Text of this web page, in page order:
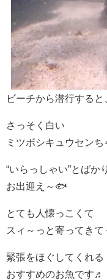
ビーチから潜行すると
さっそく白い
ミツボシキュウセンち
“いらっしゃい”とばか
お出迎え～🐟
とても人懐っこくて
スィ～っと寄ってきて
緊張をほぐしてくれる
おすすめのお魚です♬